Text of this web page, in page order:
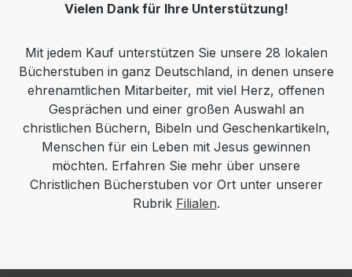
Vielen Dank für Ihre Unterstützung!
Mit jedem Kauf unterstützen Sie unsere 28 lokalen
Bücherstuben in ganz Deutschland, in denen unsere
ehrenamtlichen Mitarbeiter, mit viel Herz, offenen
Gesprächen und einer großen Auswahl an
christlichen Büchern, Bibeln und Geschenkartikeln,
Menschen für ein Leben mit Jesus gewinnen
möchten. Erfahren Sie mehr über unsere
Christlichen Bücherstuben vor Ort unter unserer
Rubrik Filialen.